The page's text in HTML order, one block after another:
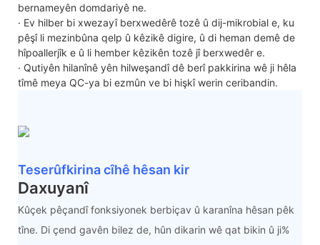
bernameyên domdariyê ne.
· Ev hilber bi xwezayî berxwedêrê tozê û dij-mikrobial e, ku
pêşî li mezinbûna qelp û kêzikê digire, û di heman demê de
hîpoallerjîk e û li hember kêzikên tozê jî berxwedêr e.
· Qutiyên hilanînê yên hilweşandî dê berî pakkirina wê ji hêla
tîmê meya QC-ya bi ezmûn ve bi hişkî werin ceribandin.
Teserûfkirina cîhê hêsan kir
Daxuyanî
Kûçek pêçandî fonksiyonek berbiçav û karanîna hêsan pêk
tîne. Di çend gavên bilez de, hûn dikarin wê qat bikin û ji%